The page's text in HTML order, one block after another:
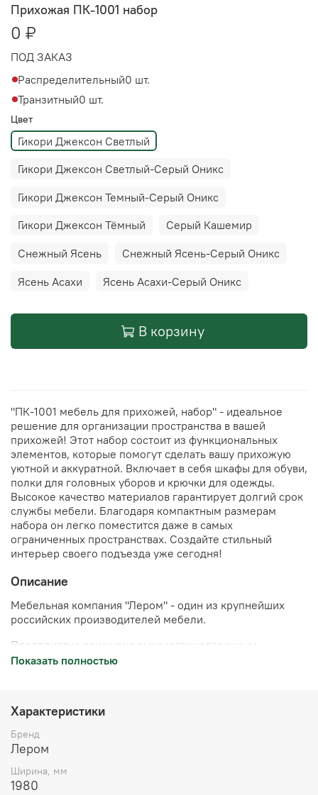
Прихожая ПК-1001 набор
0 ₽
ПОД ЗАКАЗ
Распределительный0 шт.
Транзитный0 шт.
Цвет
Гикори Джексон Светлый
Гикори Джексон Светлый-Серый Оникс
Гикори Джексон Темный-Серый Оникс
Гикори Джексон Тёмный
Серый Кашемир
Снежный Ясень
Снежный Ясень-Серый Оникс
Ясень Асахи
Ясень Асахи-Серый Оникс
В корзину
"ПК-1001 мебель для прихожей, набор" - идеальное
решение для организации пространства в вашей
прихожей! Этот набор состоит из функциональных
элементов, которые помогут сделать вашу прихожую
уютной и аккуратной. Включает в себя шкафы для обуви,
полки для головных уборов и крючки для одежды.
Высокое качество материалов гарантирует долгий срок
службы мебели. Благодаря компактным размерам
набора он легко поместится даже в самых
ограниченных пространствах. Создайте стильный
интерьер своего подъезда уже сегодня!
Описание
Мебельная компания "Лером" - один из крупнейших
российских производителей мебели.
Предприятие оснащено высокотехнологичным
оборудованием лидеров станкостроения Австрии,
международным стандартам ISO 9001-2001,
компании полностью отвечает международным
требованиям. Продукция предприятия поставляется во
все регионы Российской Федерации, страны ближнего
и дальнего зарубежья. Потребителям предлагается
Показать полностью
Характеристики
Бренд
Лером
Ширина, мм
1980